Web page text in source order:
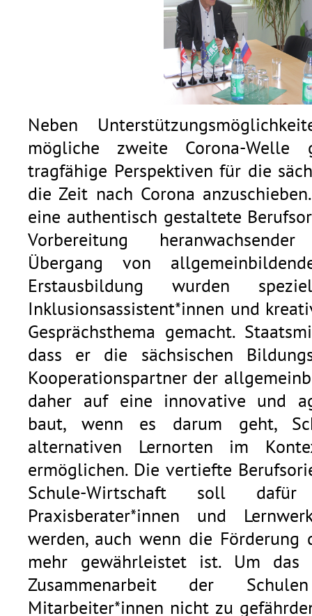
Neben
mögliche zweite Corona-
tragfähige Perspektiven für die
die Zeit nach Corona
eine authentisch gestaltete
Vorbereitung
Übergang von
Erstausbildung wurden
Inklusionsassistent*innen und
Gesprächsthema gemacht.
dass er die sächsischen
Kooperationspartner der
daher auf eine innovative und
baut, wenn es darum geht,
alternativen Lernorten im
ermöglichen. Die vertiefte
Schule-Wirtschaft soll
Praxisberater*innen und
werden, auch wenn die
mehr gewährleistet ist. Um
Zusammenarbeit der
Mitarbeiter*innen nicht zu